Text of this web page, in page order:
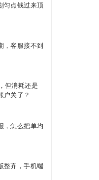
匀点钱过来顶
，客服接不到
但消耗还是
户关了？
，怎么把单均
整齐，手机端